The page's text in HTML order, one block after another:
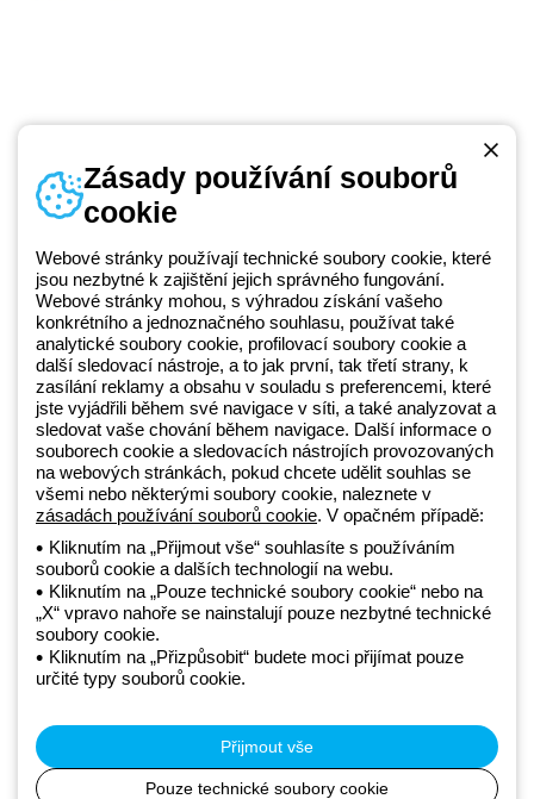
Beghelli je součástí GEWISS Group od roku 2025 a jeho ekosystému
GEWISS LightZone, kde vyvíjíme propojená světelná řešení, která
transformují komplexitu do jednoduchosti a podporují profesionály a
koncové zákazníky v uspokojování jejich potřeb.Zjistěte více o
GEWISS
Czechia:CS
Telefonní číslo
+420 531 014 111
Zásady ochrany osobních údajů
Zásady používání souborů cookie
Obchodní podmínky
Všechny zásady
Accessibility
to the direction and coordination of Gewiss S.p.A. - P.IVA (IT)
00666341201 - Registered in the Register of Companies of
Bologna. Fully paid-up capital: 10,000,000 Euro
Zásady používání souborů
cookie
Webové stránky používají technické soubory cookie, které
jsou nezbytné k zajištění jejich správného fungování.
Webové stránky mohou, s výhradou získání vašeho
konkrétního a jednoznačného souhlasu, používat také
analytické soubory cookie, profilovací soubory cookie a
další sledovací nástroje, a to jak první, tak třetí strany, k
zasílání reklamy a obsahu v souladu s preferencemi, které
jste vyjádřili během své navigace v síti, a také analyzovat a
sledovat vaše chování během navigace. Další informace o
souborech cookie a sledovacích nástrojích provozovaných
na webových stránkách, pokud chcete udělit souhlas se
všemi nebo některými soubory cookie, naleznete v
zásadách používání souborů cookie. V opačném případě:
Kliknutím na „Přijmout vše“ souhlasíte s používáním
souborů cookie a dalších technologií na webu.
Kliknutím na „Pouze technické soubory cookie“ nebo na
„X“ vpravo nahoře se nainstalují pouze nezbytné technické
soubory cookie.
Kliknutím na „Přizpůsobit“ budete moci přijímat pouze
určité typy souborů cookie.
Přijmout vše
Pouze technické soubory cookie